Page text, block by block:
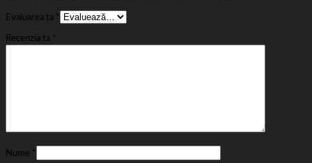
Evaluarea ta *
Recenzia ta *
Nume *